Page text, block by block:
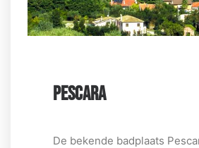
PESCARA
De bekende badplaats